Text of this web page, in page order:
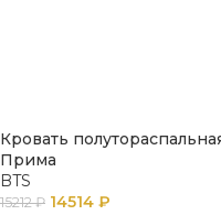
Кровать
Прима
BTS
15212₽ 14514 ₽